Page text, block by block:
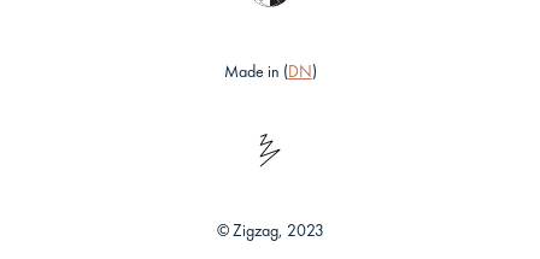
Made in (DN)
© Zigzag, 2023